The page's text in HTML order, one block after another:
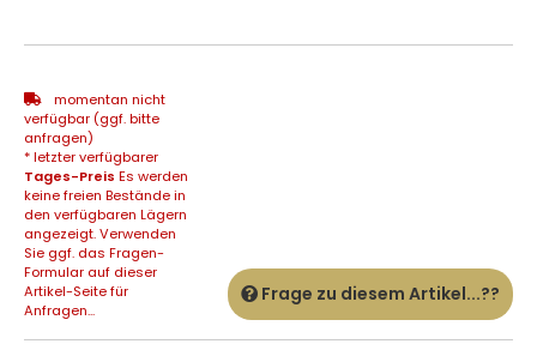
momentan nicht
verfügbar (ggf. bitte
anfragen)
* letzter verfügbarer
Tages-Preis Es werden
keine freien Bestände in
den verfügbaren Lägern
angezeigt. Verwenden
Sie ggf. das Fragen-
Formular auf dieser
Artikel-Seite für
Anfragen...
Frage zu diesem Artikel...??